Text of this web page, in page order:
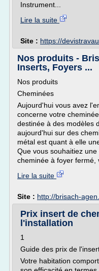
Instrument...
Lire la suite
Site : https://
Nos produits -
Inserts, Foyers ...
Nos produits
Cheminées
Aujourd'hui vous avez
concerne votre
destinée à des modèles
aujourd'hui sur des
métal est quant à elle
Que vous souhaitiez
cheminée à foyer fermé,
Lire la suite
Site : http://brisach-
Prix insert de
l'installation
1
Guide des prix de
Votre habitation